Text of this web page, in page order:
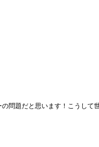
問題だと思います！こうして